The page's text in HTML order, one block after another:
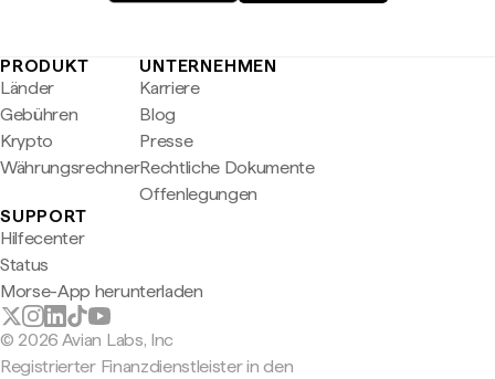
PRODUKT
Länder
Gebühren
Krypto
Währungsrechner
UNTERNEHMEN
Karriere
Blog
Presse
Rechtliche Dokumente
Offenlegungen
SUPPORT
Hilfecenter
Status
Morse-App herunterladen
© 2026 Avian Labs, Inc
Registrierter Finanzdienstleister in den